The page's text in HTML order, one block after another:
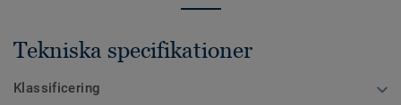
Tekniska specifikationer
Klassificering